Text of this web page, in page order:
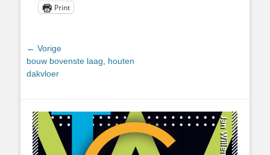
Print
Bericht
navigatie
← Vorige
Vorig
bericht:
bouw bovenste laag, houten
dakvloer